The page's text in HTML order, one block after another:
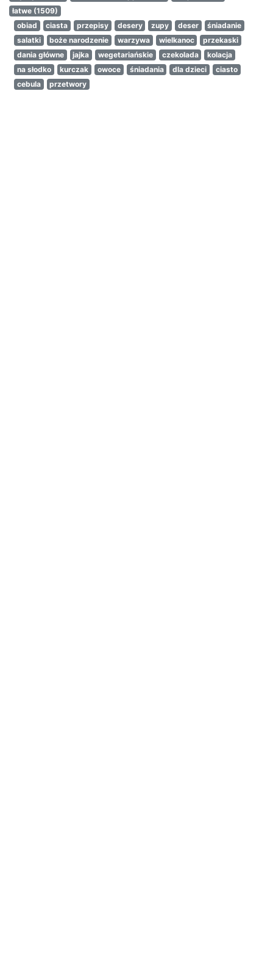
łatwe (1509)
obiad
ciasta przepisy desery zupy deser
śniadanie
salatki
boże narodzenie warzywa wielkanoc
przekaski
dania główne
jajka wegetariańskie czekolada
kolacja
na słodko
kurczak owoce śniadania dla dzieci
ciasto
cebula
przetwory